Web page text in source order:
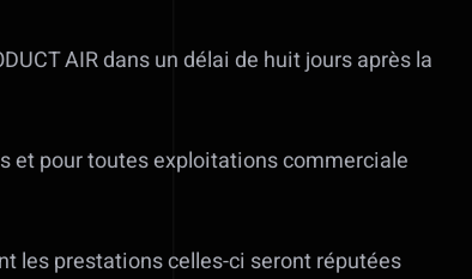
AIR dans un délai de huit jours après la
et pour toutes exploitations commerciale
les prestations celles-ci seront réputées